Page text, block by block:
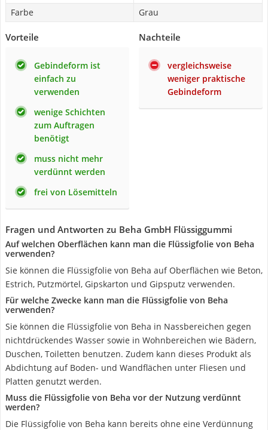
Farbe
Grau
Vorteile
Gebindeform ist
einfach zu
verwenden
wenige Schichten
zum Auftragen
benötigt
muss nicht mehr
verdünnt werden
frei von Lösemitteln
Nachteile
vergleichsweise
weniger praktische
Gebindeform
Fragen und Antworten zu Beha GmbH Flüssiggummi
Auf welchen Oberflächen kann man die Flüssigfolie von Beha
verwenden?
Sie können die Flüssigfolie von Beha auf Oberflächen wie Beton,
Estrich, Putzmörtel, Gipskarton und Gipsputz verwenden.
Für welche Zwecke kann man die Flüssigfolie von Beha
verwenden?
Sie können die Flüssigfolie von Beha in Nassbereichen gegen
nichtdrückendes Wasser sowie in Wohnbereichen wie Bädern,
Duschen, Toiletten benutzen. Zudem kann dieses Produkt als
Abdichtung auf Boden- und Wandflächen unter Fliesen und
Platten genutzt werden.
Muss die Flüssigfolie von Beha vor der Nutzung verdünnt
werden?
Die Flüssigfolie von Beha kann bereits ohne eine Verdünnung